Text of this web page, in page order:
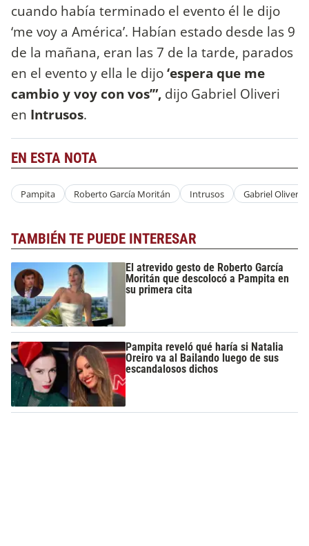
cuando había terminado el evento él le dijo
‘me voy a América’. Habían estado desde las 9
de la mañana, eran las 7 de la tarde, parados
en el evento y ella le dijo‘espera que me
cambio y voy con vos’”, dijo Gabriel Oliveri
en Intrusos.
EN ESTA NOTA
Pampita Roberto García Moritán Intrusos Gabriel Oliveri
TAMBIÉN TE PUEDE INTERESAR
El atrevido gesto de Roberto García
Moritán que descolocó a Pampita en
su primera cita
Pampita reveló qué haría si Natalia
Oreiro va al Bailando luego de sus
escandalosos dichos